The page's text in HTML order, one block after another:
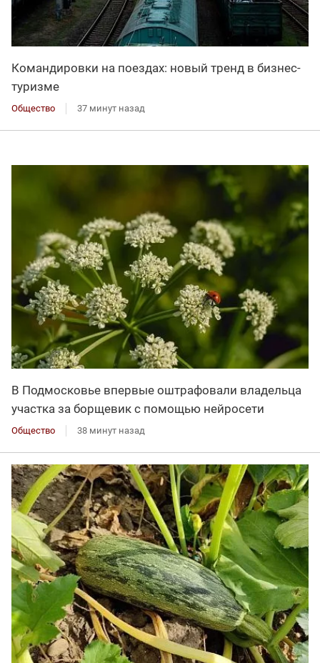
Командировки на поездах: новый тренд в бизнес-
туризме
Общество 37 минут назад
В Подмосковье впервые оштрафовали владельца
участка за борщевик с помощью нейросети
Общество 38 минут назад